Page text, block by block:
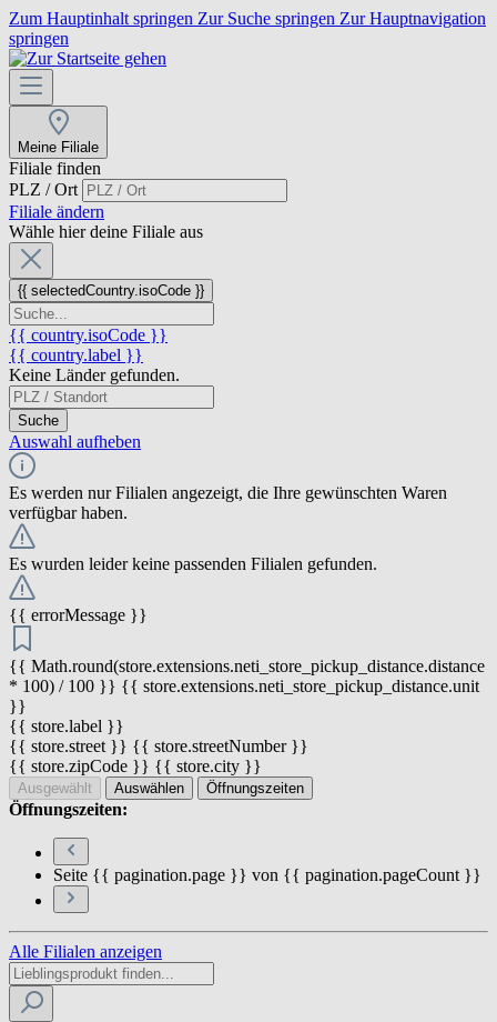
Zum Hauptinhalt springen Zur Suche springen Zur Hauptnavigation
springen
Meine Filiale
Filiale finden
PLZ / Ort
Filiale ändern
Wähle hier deine Filiale aus
{{ selectedCountry.isoCode }}
{{ country.isoCode }}
{{ country.label }}
Keine Länder gefunden.
Suche
Auswahl aufheben
Es werden nur Filialen angezeigt, die Ihre gewünschten Waren
verfügbar haben.
Es wurden leider keine passenden Filialen gefunden.
{{ errorMessage }}
{{ Math.round(store.extensions.neti_store_pickup_distance.distance
* 100) / 100 }} {{ store.extensions.neti_store_pickup_distance.unit
}}
{{ store.label }}
{{ store.street }} {{ store.streetNumber }}
{{ store.zipCode }} {{ store.city }}
Ausgewählt Auswählen Öffnungszeiten
Öffnungszeiten:
Seite {{ pagination.page }} von {{ pagination.pageCount }}
Alle Filialen anzeigen